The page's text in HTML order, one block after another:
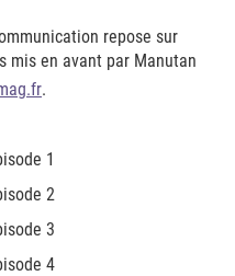
repose sur
mis en avant par Manutan
.
1
2
3
4